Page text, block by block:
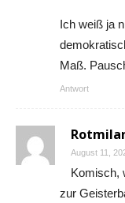
Ich weiß ja
Maß.
Antwort
August 11,
Komisch,
zur